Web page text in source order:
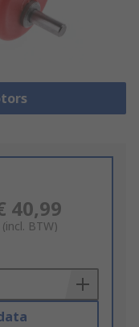
40,99
(incl. BTW)